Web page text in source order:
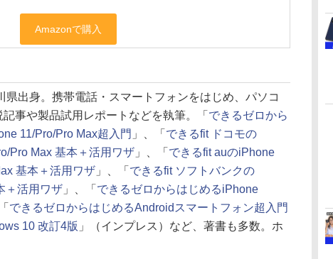
県出身。携帯電話・スマートフォンをはじめ、パソコ
記事や製品試用レポートなどを執筆。「 できるゼロから
11/Pro/Pro Max超入門 」、「 できるfit ドコモの
Pro Max 基本＋活用ワザ 」、「 できるfit auのiPhone
基本＋活用ワザ 」、「 できるfit ソフトバンクの
＋活用ワザ 」、「 できるゼロからはじめるiPhone
できるゼロからはじめるAndroidスマートフォン超入門
10 改訂4版 」（インプレス）など、著書も多数。ホ